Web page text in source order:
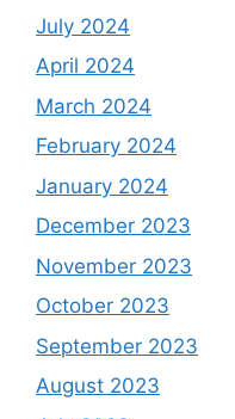
July 2024
April 2024
March 2024
February 2024
January 2024
December 2023
November 2023
October 2023
September 2023
August 2023